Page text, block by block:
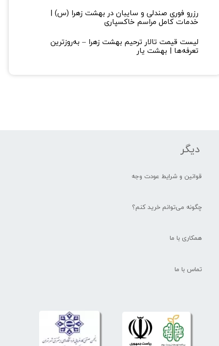
رزرو فوری صندلی و سایبان در بهشت زهرا (س) |
خدمات کامل مراسم خاکسپاری
لیست قیمت تالار ترحیم بهشت زهرا – به‌روزترین
تعرفه‌ها | بهشت یار
دیگر
قوانین و شرایط عودت وجه
چگونه می‌توانم خرید کنم؟
همکاری با ما
تماس با ما